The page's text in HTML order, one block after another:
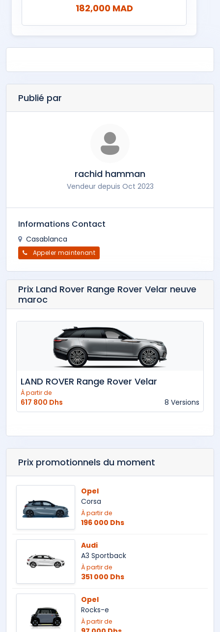
182,000 MAD
Publié par
rachid hamman
Vendeur depuis Oct 2023
Informations Contact
Casablanca
Appeler maintenant
Prix Land Rover Range Rover Velar neuve
maroc
LAND ROVER Range Rover Velar
À partir de
617 800 Dhs 8 Versions
Prix promotionnels du moment
Opel
Corsa
À partir de
196 000 Dhs
Audi
A3 Sportback
À partir de
351 000 Dhs
Opel
Rocks-e
À partir de